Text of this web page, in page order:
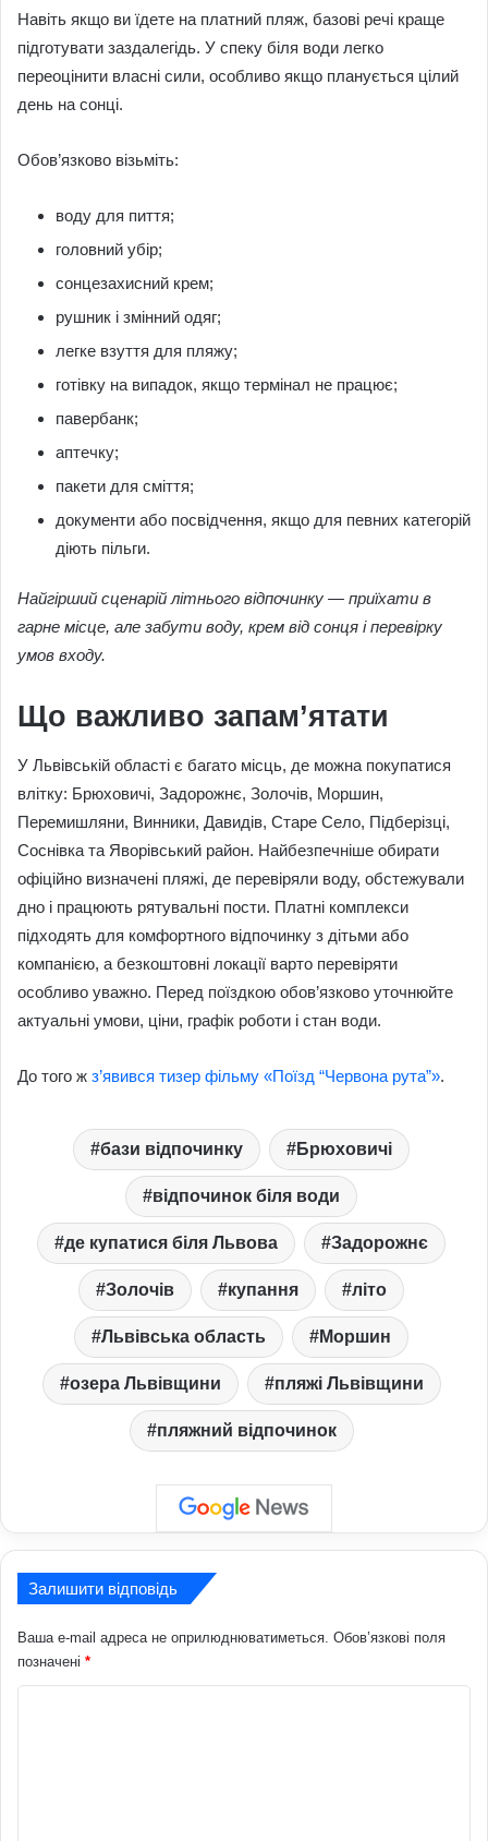
Навіть якщо ви їдете на платний пляж, базові речі краще
підготувати заздалегідь. У спеку біля води легко
переоцінити власні сили, особливо якщо планується цілий
день на сонці.
Обов’язково візьміть:
воду для пиття;
головний убір;
сонцезахисний крем;
рушник і змінний одяг;
легке взуття для пляжу;
готівку на випадок, якщо термінал не працює;
павербанк;
аптечку;
пакети для сміття;
документи або посвідчення, якщо для певних категорій
діють пільги.
Найгірший сценарій літнього відпочинку — приїхати в
гарне місце, але забути воду, крем від сонця і перевірку
умов входу.
Що важливо запам’ятати
У Львівській області є багато місць, де можна покупатися
влітку: Брюховичі, Задорожнє, Золочів, Моршин,
Перемишляни, Винники, Давидів, Старе Село, Підберізці,
Соснівка та Яворівський район. Найбезпечніше обирати
офіційно визначені пляжі, де перевіряли воду, обстежували
дно і працюють рятувальні пости. Платні комплекси
підходять для комфортного відпочинку з дітьми або
компанією, а безкоштовні локації варто перевіряти
особливо уважно. Перед поїздкою обов’язково уточнюйте
актуальні умови, ціни, графік роботи і стан води.
До того ж з’явився тизер фільму «Поїзд “Червона рута”».
бази відпочинку Брюховичі
відпочинок біля води
де купатися біля Львова Задорожнє
Золочів купання літо
Львівська область Моршин
озера Львівщини пляжі Львівщини
пляжний відпочинок
Залишити відповідь
Ваша e-mail адреса не оприлюднюватиметься. Обов’язкові поля
позначені *